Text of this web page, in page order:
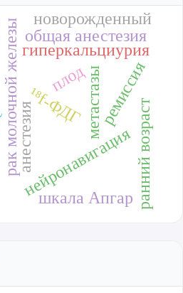
рак молочной железы ¹⁸f-ФДГметастазы
нейронавигацияранний возраст
гиперкальциурия
ремиссия
общая анестезия
плод
новорожденный
шкала Апгар
анестезия